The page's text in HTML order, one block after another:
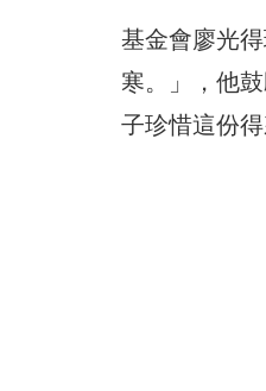
基金會廖光
寒。」，他
子珍惜這份